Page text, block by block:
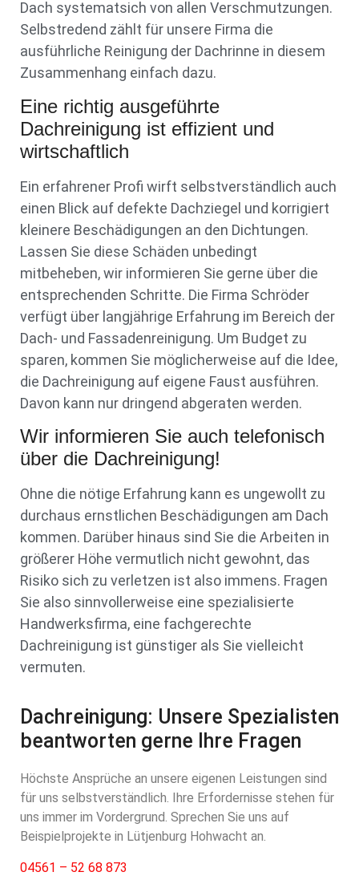
Dach systematsich von allen Verschmutzungen.
Selbstredend zählt für unsere Firma die
ausführliche Reinigung der Dachrinne in diesem
Zusammenhang einfach dazu.
Eine richtig ausgeführte
Dachreinigung ist effizient und
wirtschaftlich
Ein erfahrener Profi wirft selbstverständlich auch
einen Blick auf defekte Dachziegel und korrigiert
kleinere Beschädigungen an den Dichtungen.
Lassen Sie diese Schäden unbedingt
mitbeheben, wir informieren Sie gerne über die
entsprechenden Schritte. Die Firma Schröder
verfügt über langjährige Erfahrung im Bereich der
Dach- und Fassadenreinigung. Um Budget zu
sparen, kommen Sie möglicherweise auf die Idee,
die Dachreinigung auf eigene Faust ausführen.
Davon kann nur dringend abgeraten werden.
Wir informieren Sie auch telefonisch
über die Dachreinigung!
Ohne die nötige Erfahrung kann es ungewollt zu
durchaus ernstlichen Beschädigungen am Dach
kommen. Darüber hinaus sind Sie die Arbeiten in
größerer Höhe vermutlich nicht gewohnt, das
Risiko sich zu verletzen ist also immens. Fragen
Sie also sinnvollerweise eine spezialisierte
Handwerksfirma, eine fachgerechte
Dachreinigung ist günstiger als Sie vielleicht
vermuten.
Dachreinigung: Unsere Spezialisten
beantworten gerne Ihre Fragen
Höchste Ansprüche an unsere eigenen Leistungen sind
für uns selbstverständlich. Ihre Erfordernisse stehen für
uns immer im Vordergrund. Sprechen Sie uns auf
Beispielprojekte in Lütjenburg Hohwacht an.
04561 – 52 68 873